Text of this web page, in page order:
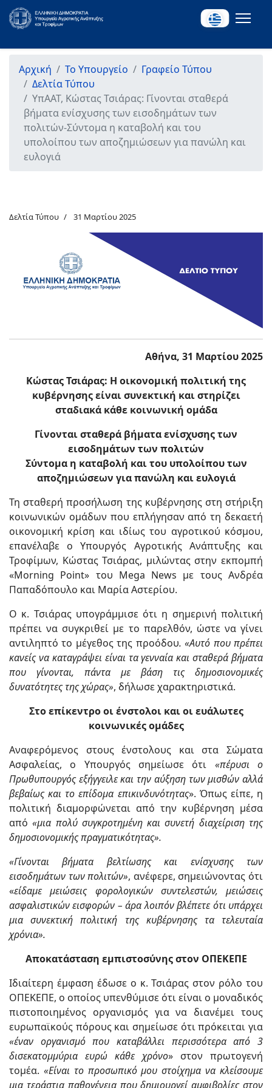
Αρχική Το Υπουργείο
Γραφείο Τύπου
Δελτία Τύπου
ΥπΑΑΤ, Κώστας Τσιάρας: Γίνονται σταθερά
βήματα ενίσχυσης των εισοδημάτων των
πολιτών-Σύντομα η καταβολή και του
υπολοίπου των αποζημιώσεων για πανώλη και
ευλογιά
Δελτία Τύπου 31 Μαρτίου 2025
Αθήνα, 31 Μαρτίου 2025
Kώστας Τσιάρας: Η οικονομική πολιτική της
κυβέρνησης είναι συνεκτική και στηρίζει
σταδιακά κάθε κοινωνική ομάδα
Γίνονται σταθερά βήματα ενίσχυσης των
εισοδημάτων των πολιτών
Σύντομα η καταβολή και του υπολοίπου των
αποζημιώσεων για πανώλη και ευλογιά
Τη σταθερή προσήλωση της κυβέρνησης στη στήριξη
κοινωνικών ομάδων που επλήγησαν από τη δεκαετή
οικονομική κρίση και ιδίως του αγροτικού κόσμου,
επανέλαβε ο Υπουργός Αγροτικής Ανάπτυξης και
Τροφίμων, Κώστας Τσιάρας, μιλώντας στην εκπομπή
«Morning Point» του Mega News με τους Ανδρέα
Παπαδόπουλο και Μαρία Αστερίου.
Ο κ. Τσιάρας υπογράμμισε ότι η σημερινή πολιτική
πρέπει να συγκριθεί με το παρελθόν, ώστε να γίνει
αντιληπτό το μέγεθος της προόδου. «Αυτό που πρέπει
κανείς να καταγράψει είναι τα γενναία και σταθερά βήματα
που γίνονται, πάντα με βάση τις δημοσιονομικές
δυνατότητες της χώρας», δήλωσε χαρακτηριστικά.
Στο επίκεντρο οι ένστολοι και οι ευάλωτες
κοινωνικές ομάδες
Αναφερόμενος στους ένστολους και στα Σώματα
Ασφαλείας, ο Υπουργός σημείωσε ότι «πέρυσι ο
Πρωθυπουργός εξήγγειλε και την αύξηση των μισθών αλλά
βεβαίως και το επίδομα επικινδυνότητας». Όπως είπε, η
πολιτική διαμορφώνεται από την κυβέρνηση μέσα
από«μια πολύ συγκροτημένη και συνετή διαχείριση της
δημοσιονομικής πραγματικότητας».
«Γίνονται βήματα βελτίωσης και ενίσχυσης των
εισοδημάτων των πολιτών», ανέφερε, σημειώνοντας ότι
«είδαμε μειώσεις φορολογικών συντελεστών, μειώσεις
ασφαλιστικών εισφορών – άρα λοιπόν βλέπετε ότι υπάρχει
μια συνεκτική πολιτική της κυβέρνησης τα τελευταία
χρόνια».
Αποκατάσταση εμπιστοσύνης στον ΟΠΕΚΕΠΕ
Ιδιαίτερη έμφαση έδωσε ο κ. Τσιάρας στον ρόλο του
ΟΠΕΚΕΠΕ, ο οποίος υπενθύμισε ότι είναι ο μοναδικός
πιστοποιημένος οργανισμός για να διανέμει τους
ευρωπαϊκούς πόρους και σημείωσε ότι πρόκειται για
«έναν οργανισμό που καταβάλλει περισσότερα από 3
δισεκατομμύρια ευρώ κάθε χρόνο» στον πρωτογενή
τομέα. «Είναι το προσωπικό μου στοίχημα να κλείσουμε
μια τεράστια παθογένεια που δημιουργεί αμφιβολίες στον